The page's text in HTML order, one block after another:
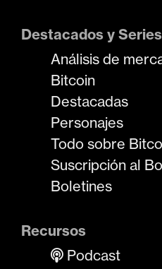
Destacados y Series
Análisis de
Bitcoin
Destacadas
Personajes
Todo sobre
Suscripción al
Boletines
Recursos
Podcast